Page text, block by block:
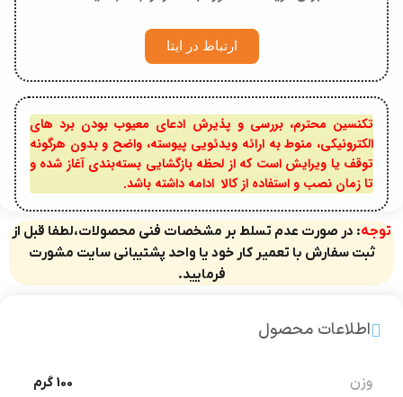
ارتباط در ایتا
تکنسین محترم، بررسی و پذیرش ادعای معیوب بودن برد های
الکترونیکی، منوط به ارائه ویدئویی پیوسته، واضح و بدون هرگونه
توقف یا ویرایش است که از لحظه بازگشایی بسته‌بندی آغاز شده و
تا زمان نصب و استفاده از کالا ادامه داشته باشد.
توجه: در صورت عدم تسلط بر مشخصات فنی محصولات،لطفا قبل از
ثبت سفارش با تعمیر کار خود یا واحد پشتیبانی سایت مشورت
فرمایید.
اطلاعات محصول
وزن 100 گرم